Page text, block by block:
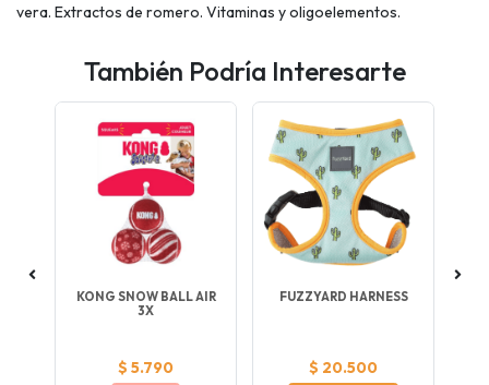
vera. Extractos de romero. Vitaminas y oligoelementos.
También Podría Interesarte
KONG SNOW BALL AIR
3X
$ 5.790
FUZZYARD HARNESS
$ 20.500